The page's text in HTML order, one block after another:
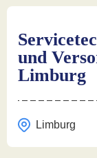
und
Limburg
Limburg